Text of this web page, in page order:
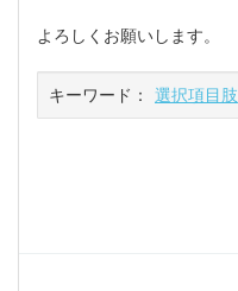
よろしくお願いします。
キーワード： 選択項目肢